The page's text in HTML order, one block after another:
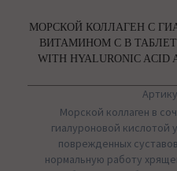
МОРСКОЙ КОЛЛАГЕН С
ВИТАМИНОМ С В
WITH HYALURONIC ACID
Морской коллаген в
гиалуроновой кислотой
поврежденных
нормальную работу